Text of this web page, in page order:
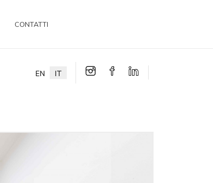
CONTATTI
EN IT